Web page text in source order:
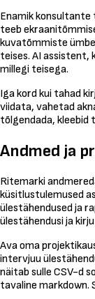
Enamik konsultante
teeb
kuvatõmmiste
teises. AI assistent,
millegi teisega.
Iga kord kui tahad
viidata, vahetad
tõlgendada, kleebid
Andmed ja
Ritemarki
küsitlustulemused
ülestähendused ja
ülestähendusi ja
Ava oma
intervjuu
näitab sulle CSV-d
tavaline markdown.